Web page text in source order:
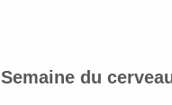
Semaine du